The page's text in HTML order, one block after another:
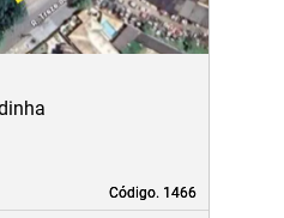
Código. 1466
Código. 1466